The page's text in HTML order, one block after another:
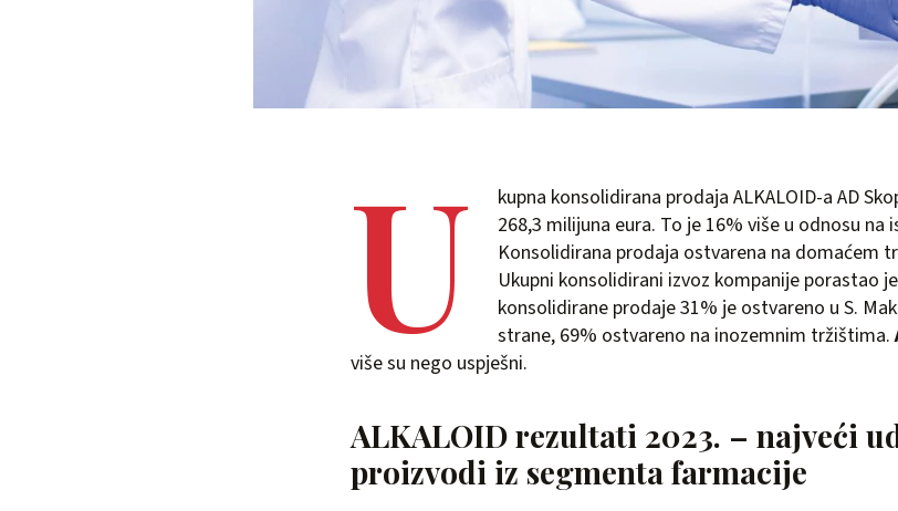
U
kupna konsolidirana prodaja ALKALOID-a AD
268,3 milijuna eura. To je 16% više u odnosu
Konsolidirana prodaja ostvarena na domaćem
Ukupni konsolidirani izvoz kompanije porastao
konsolidirane prodaje 31% je ostvareno u S.
strane, 69% ostvareno na inozemnim tržištima.
više su nego uspješni.
ALKALOID rezultati 2023. – najveći
proizvodi iz segmenta farmacije